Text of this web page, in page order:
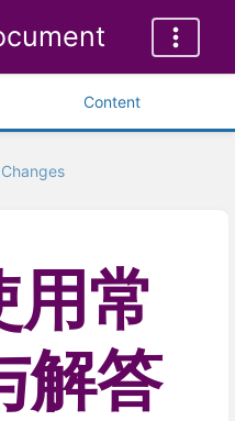
Content
用常
解答